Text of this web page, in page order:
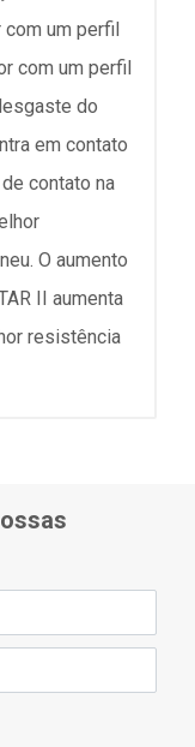
com um perfil
com um perfil
do
em contato
contato na
O aumento
II aumenta
resistência